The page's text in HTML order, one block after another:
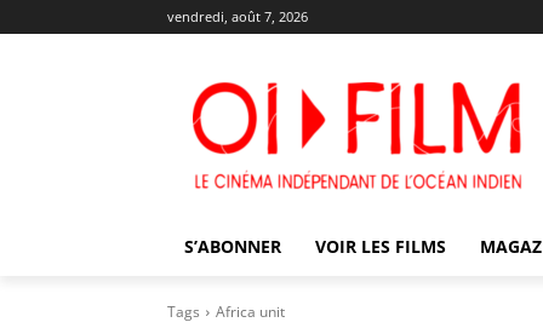
vendredi, août 7, 2026
S’ABONNER VOIR LES FILMS
Tags Africa unit